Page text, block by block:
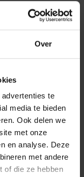
Over
te
media te bieden
Ook delen we
met onze
en analyse. Deze
met andere
of die ze hebben